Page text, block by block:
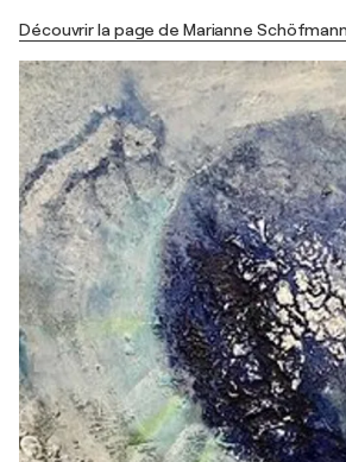
Découvrir la page de Marianne